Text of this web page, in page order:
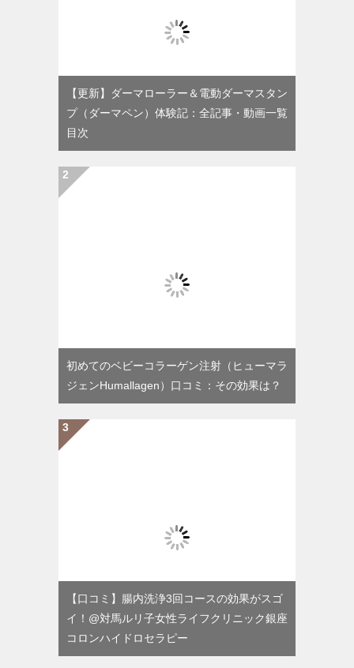
【更新】ダーマローラー＆電動ダーマスタン
プ（ダーマペン）体験記：全記事・動画一覧
目次
初めてのベビーコラーゲン注射（ヒューマラ
ジェンHumallagen）口コミ：その効果は？
【口コミ】腸内洗浄3回コースの効果がスゴ
イ！@対馬ルリ子女性ライフクリニック銀座
コロンハイドロセラピー